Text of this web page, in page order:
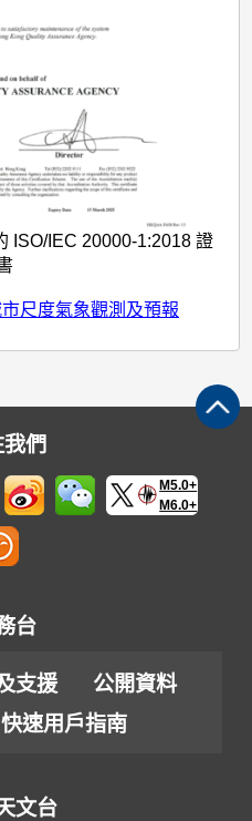
ISO/IEC 20000-1:2018 證
市尺度氣象觀測及預報
我們
M5.0+
M6.0+
台
支援
公開資料
快速用戶指南
文台